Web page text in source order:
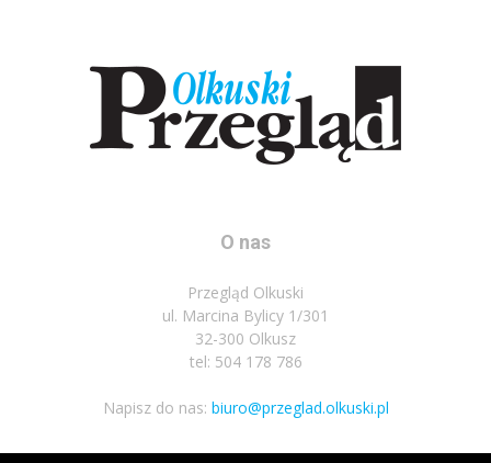
O nas
Przegląd Olkuski
ul. Marcina Bylicy 1/301
32-300 Olkusz
tel: 504 178 786
Napisz do nas: biuro@przeglad.olkuski.pl